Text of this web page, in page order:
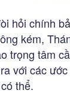
hỏi chính
kém,
trọng tâm
với các
thể.